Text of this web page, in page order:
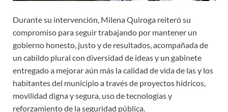
Durante su intervención, Milena Quiroga reiteró su
compromiso para seguir trabajando por mantener un
gobierno honesto, justo y de resultados, acompañada de
un cabildo plural con diversidad de ideas y un gabinete
entregado a mejorar aún más la calidad de vida de las y los
habitantes del municipio a través de proyectos hídricos,
movilidad digna y segura, uso de tecnologías y
reforzamiento de la seguridad pública.